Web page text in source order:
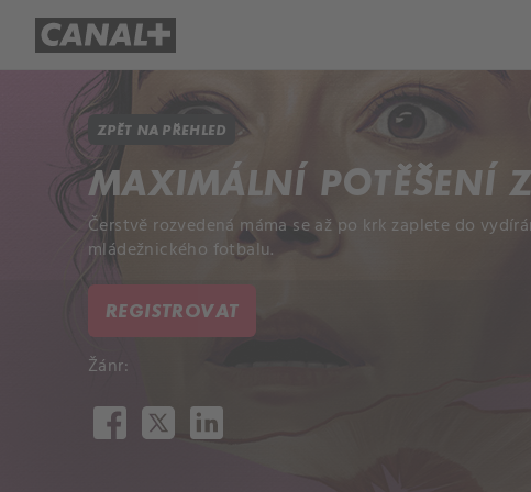
ZPĚT NA PŘEHLED
MAXIMÁLNÍ POTĚŠENÍ
Čerstvě rozvedená máma se až po krk zaplete do
mládežnického fotbalu.
REGISTROVAT
Žánr: